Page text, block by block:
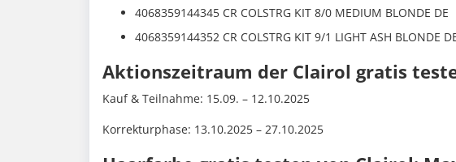
4068359144345 CR COLSTRG KIT 8/0 MEDIUM BLONDE DE
4068359144352 CR COLSTRG KIT 9/1 LIGHT ASH BLONDE
Aktionszeitraum der Clairol gratis
Kauf & Teilnahme: 15.09. – 12.10.2025
Korrekturphase: 13.10.2025 – 27.10.2025